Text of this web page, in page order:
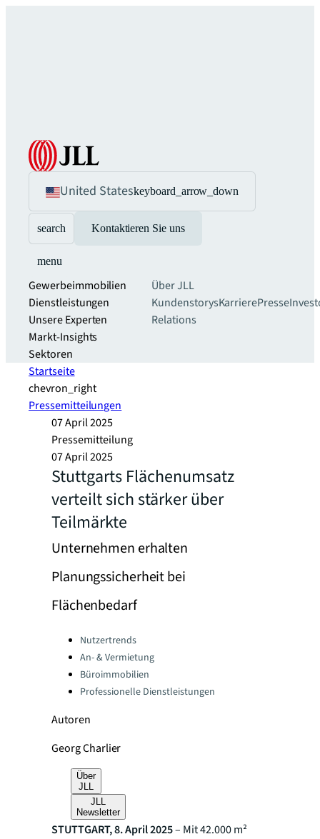
United Stateskeyboard_arrow_down
search Kontaktieren Sie uns
menu
Gewerbeimmobilien
Dienstleistungen
Unsere Experten
Markt-Insights
Sektoren​
Über JLL
KundenstorysKarrierePresse
Relations
Startseite
chevron_right
Pressemitteilungen
07 April 2025
Pressemitteilung
07 April 2025
Stuttgarts Flächenumsatz
verteilt sich stärker über
Teilmärkte
Unternehmen erhalten
Planungssicherheit bei
Flächenbedarf
Categories:Nutzertrends
An- & Vermietung
Büroimmobilien
Professionelle Dienstleistungen
Autoren
Georg Charlier
Über
JLL
JLL
Newsletter
STUTTGART, 8. April 2025– Mit 42.000 m²